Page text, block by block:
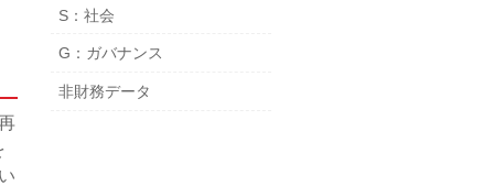
S：社会
G：ガバナンス
非財務データ